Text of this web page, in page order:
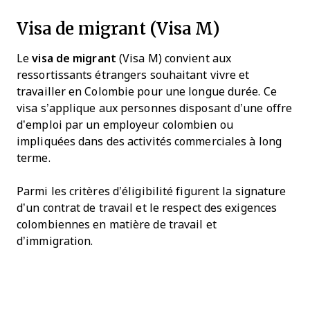
Visa de migrant (Visa M)
Levisa de migrant (Visa M) convient aux
ressortissants étrangers souhaitant vivre et
travailler en Colombie pour une longue durée. Ce
visa s’applique aux personnes disposant d’une offre
d’emploi par un employeur colombien ou
impliquées dans des activités commerciales à long
terme.
Parmi les critères d’éligibilité figurent la signature
d’un contrat de travail et le respect des exigences
colombiennes en matière de travail et
d’immigration.